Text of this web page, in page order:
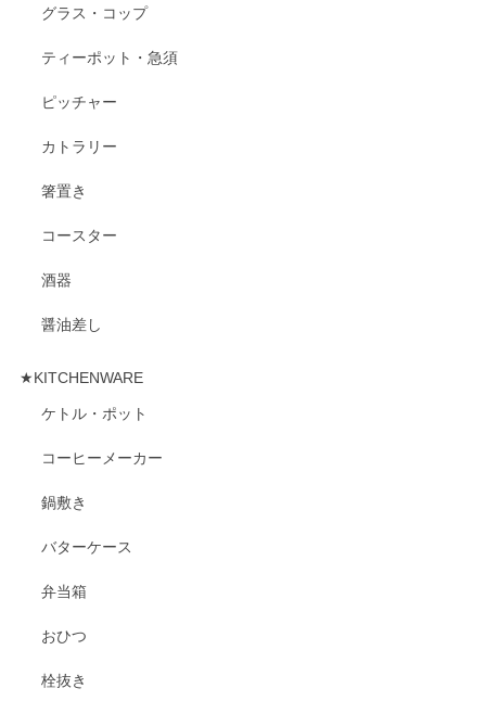
グラス・コップ
ティーポット・急須
ピッチャー
カトラリー
箸置き
コースター
酒器
醤油差し
★KITCHENWARE
ケトル・ポット
コーヒーメーカー
鍋敷き
バターケース
弁当箱
おひつ
栓抜き